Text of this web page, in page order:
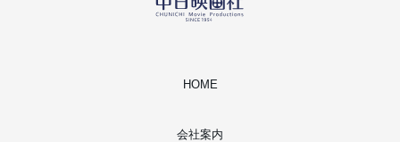
HOME
会社案内